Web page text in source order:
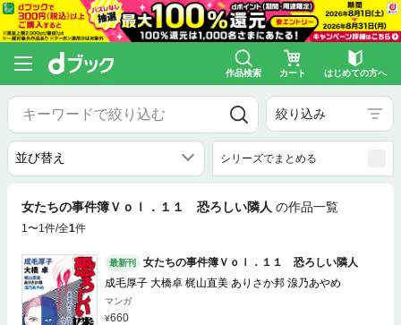
作品検索 カート はじめての方へ
絞り込み
シリーズでまとめる
女たちの事件簿Ｖｏｌ．１１ 恐ろしい隣人 の作品一覧
1〜1件/全1件
最新刊
女たちの事件簿Ｖｏｌ．１１ 恐ろしい隣人
成毛厚子 大橋卓 梶山直美 ありさか邦 湶乃あやめ
マンガ
660